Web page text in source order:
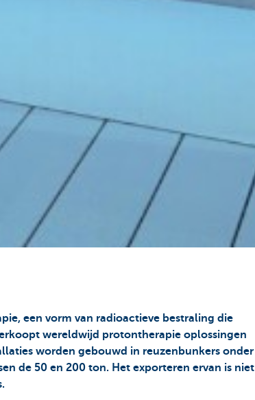
een vorm van radioactieve bestraling die
wereldwijd protontherapie oplossingen
worden gebouwd in reuzenbunkers onder
de 50 en 200 ton. Het exporteren ervan is niet